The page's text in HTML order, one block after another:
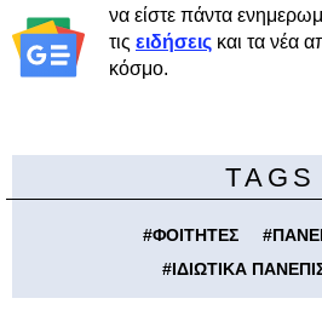
να είστε πάντα
τις ειδήσεις και τα νέα
κόσμο.
TAGS
#ΦΟΙΤΗΤΕΣ #
#ΙΔΙΩΤΙΚΑ